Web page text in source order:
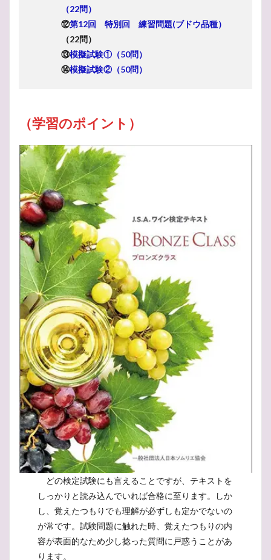
（22問）
⑫第12回 特別回 練習問題(ブドウ品種）
（22問）
⑬模擬試験①（50問）
⑭模擬試験②（50問）
（学習のポイント）
どの検定試験にも言えることですが、テキストを
しっかりと読み込んでいれば合格に至ります。しか
し、覚えたつもりでも理解が必ずしも定かでないの
が常です。試験問題に触れた時、覚えたつもりの内
容が表面的なため少し捻った質問に戸惑うことがあ
ります。